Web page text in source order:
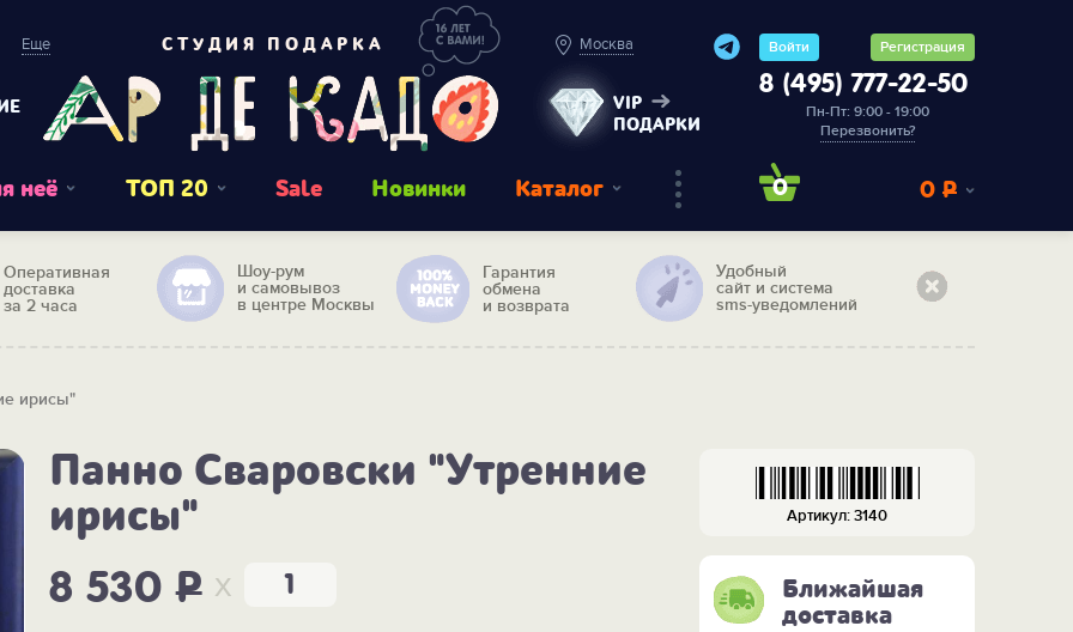
Еще СТУДИЯ ПОДАРКА Москва
VIP
ПОДАРКИ
Войти Регистрация
8 (495) 777-22-50
Пн-Пт: 9:00 - 19:00
Перезвонить?
неё ТОП 20 Sale Новинки Каталог 0 0 Р
Оперативная
доставка
за 2 часа
Шоу-рум
и самовывоз
в центре Москвы
Гарантия
обмена
и возврата
Удобный
сайт и система
sms-уведомлений
ирисы"
Панно Сваровски "Утренние
ирисы"
8 530P x
Артикул: 3140
Ближайшая
доставка